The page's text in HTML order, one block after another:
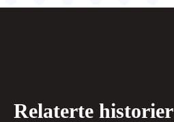
Relaterte historier